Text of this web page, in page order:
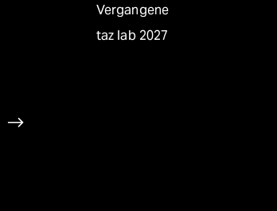
Vergangene
taz lab 2027